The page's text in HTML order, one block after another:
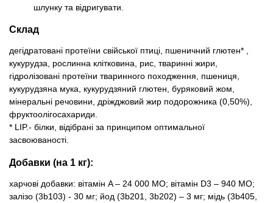
шлунку та відригувати.
Склад
дегідратовані протеїни свійської птиці, пшеничний глютен* ,
кукурудза, рослинна клітковина, рис, тваринні жири,
гідролізовані протеїни тваринного походження, пшениця,
кукурудзяна мука, кукурудзяний глютен, буряковий жом,
мінеральні речовини, дріжджовий жир подорожника (0,50%),
фруктоолiгосахариди.
* LIP.- білки, відібрані за принципом оптимальної
засвоюваності.
Добавки (на 1 кг):
харчові добавки: вітамін A – 24 000 MO; вітамін D3 – 940 MO;
залізо (3b103) - 30 мг; йод (3b201, 3b202) – 3 мг; мiдь (3b405,